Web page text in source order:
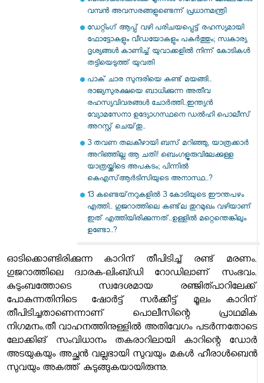
വമ്പന്‍ അവസരങ്ങളുണ്ടെന്ന് പ്രധാനമന്ത്രി
ഡേറ്റിംഗ് ആപ്പ് വഴി പരിചയപ്പെട്ട് രഹസ്യമായി
ഫോട്ടോകളും വീഡയോകളും പകര്‍ത്തും; സ്വകാര്യ
ദൃശ്യങ്ങള്‍ കാണിച്ച് യുവാക്കളില്‍ നിന്ന് കോടികള്‍
തട്ടിയെടുത്ത് യുവതി
പാക് ചാര സുന്ദരിയെ കണ്ട് മയങ്ങി..
രാജ്യസുരക്ഷയെ ബാധിക്കുന്ന അതീവ
രഹസ്യവിവരങ്ങൾ ചോർത്തി..ഇന്ത്യൻ
വ്യോമസേനാ ഉദ്യോഗസ്ഥനെ ഡൽഹി പൊലീസ്
അറസ്റ്റ് ചെയ്‌തു..
3 തവണ തലകീഴായി ബസ് മറിഞ്ഞു, യാത്രക്കാർ
അറിഞ്ഞില്ല ആ ചതി! ബെംഗളൂരുവിലേക്കുള്ള
യാത്രയ്ക്കിടെ അപകടം; പിന്നിൽ
കെഎസ്ആർടിസിയുടെ അനാസ്ഥ..?
13 കണ്ടെയ്‌നറുകളിൽ 3 കോടിയുടെ ഈന്തപഴം
എത്തി.. ഗുജറാത്തിലെ കണ്ട്‌ല തുറമുഖം വഴിയാണ്
ഇത് എത്തിയിരിക്കുന്നത്..ഉള്ളിൽ മറ്റെന്തെങ്കിലും
ഉണ്ടോ..?
ഓടിക്കൊണ്ടിരിക്കുന്ന കാറിന് തീപിടിച്ച് രണ്ട് മരണം.
ഗുജറാത്തിലെ ദ്വാരക-ലിംബ്ഡി റോഡിലാണ് സംഭവം.
കുടുംബത്തോടെ സ്വദേശമായ രഞ്ജിത്പാറിലേക്ക്
പോകുന്നതിനിടെ ഷോർട്ട് സർക്കീട്ട് മൂലം കാറിന്
തീപിടിച്ചതാണെന്നാണ് പൊലീസിന്റെ പ്രാഥമിക
നിഗമനം.തീ വാഹനത്തിനുള്ളിൽ അതിവേഗം പടർന്നതോടെ
ലോക്കിങ് സംവിധാനം തകരാറിലായി കാറിന്റെ ഡോർ
അടയുകയും അച്ഛൻ വല്ലഭായി സുവയും മകൾ ഹീരാൾബെൻ
സുവയും അകത്ത് കുടുങ്ങുകയായിരുന്നു.